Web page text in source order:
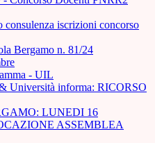
consulenza iscrizioni concorso
Bergamo n. 81/24
- UIL
Università informa: RICORSO
LUNEDI 16
ASSEMBLEA